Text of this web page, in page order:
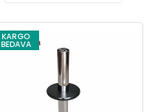
KARGO
BEDAVA